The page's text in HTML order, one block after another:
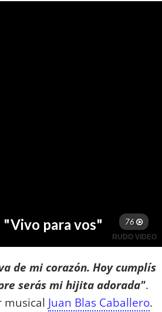
de mi corazón. Hoy cumplís
serás mi hijita adorada".
musical Juan Blas Caballero.